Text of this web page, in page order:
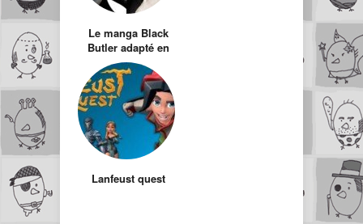
Le manga Black
Butler adapté en
série Live Drama
Lanfeust quest